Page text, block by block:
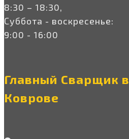
8:30 – 18:30,
Суббота - воскресенье:
9:00 - 16:00
Главный Сварщик в
Коврове